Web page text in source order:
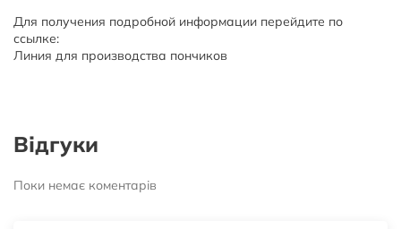
Для получения подробной информации перейдите по
ссылке:
Линия для производства пончиков
Відгуки
Поки немає коментарів